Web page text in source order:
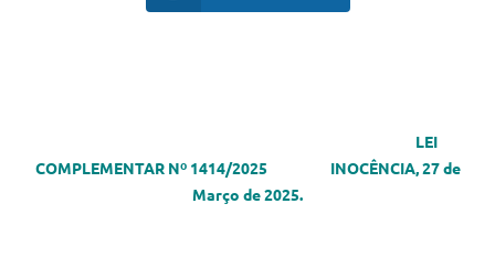
LEI
COMPLEMENTAR Nº 1414/2025 INOCÊNCIA, 27 de
Março de 2025.